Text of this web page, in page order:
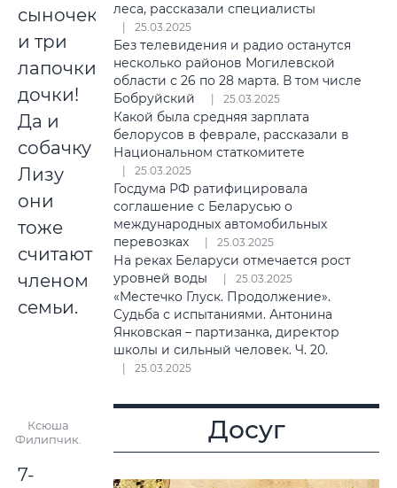
сыночек
и три
лапочки-
дочки!
Да и
собачку
Лизу
они
тоже
считают
членом
семьи.
Ксюша
Филипчик.
7-
леса, рассказали специалисты
25.03.2025
Без телевидения и радио останутся
несколько районов Могилевской
области с 26 по 28 марта. В том числе
Бобруйский
25.03.2025
Какой была средняя зарплата
белорусов в феврале, рассказали в
Национальном статкомитете
25.03.2025
Госдума РФ ратифицировала
соглашение с Беларусью о
международных автомобильных
перевозках
25.03.2025
На реках Беларуси отмечается рост
уровней воды
25.03.2025
«Местечко Глуск. Продолжение».
Судьба с испытаниями. Антонина
Янковская – партизанка, директор
школы и сильный человек. Ч. 20.
25.03.2025
Досуг